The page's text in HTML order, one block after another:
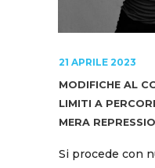
21 APRILE 2023
MODIFICHE AL
LIMITI A
MERA
Si procede con